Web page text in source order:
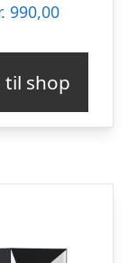
990,00
til shop